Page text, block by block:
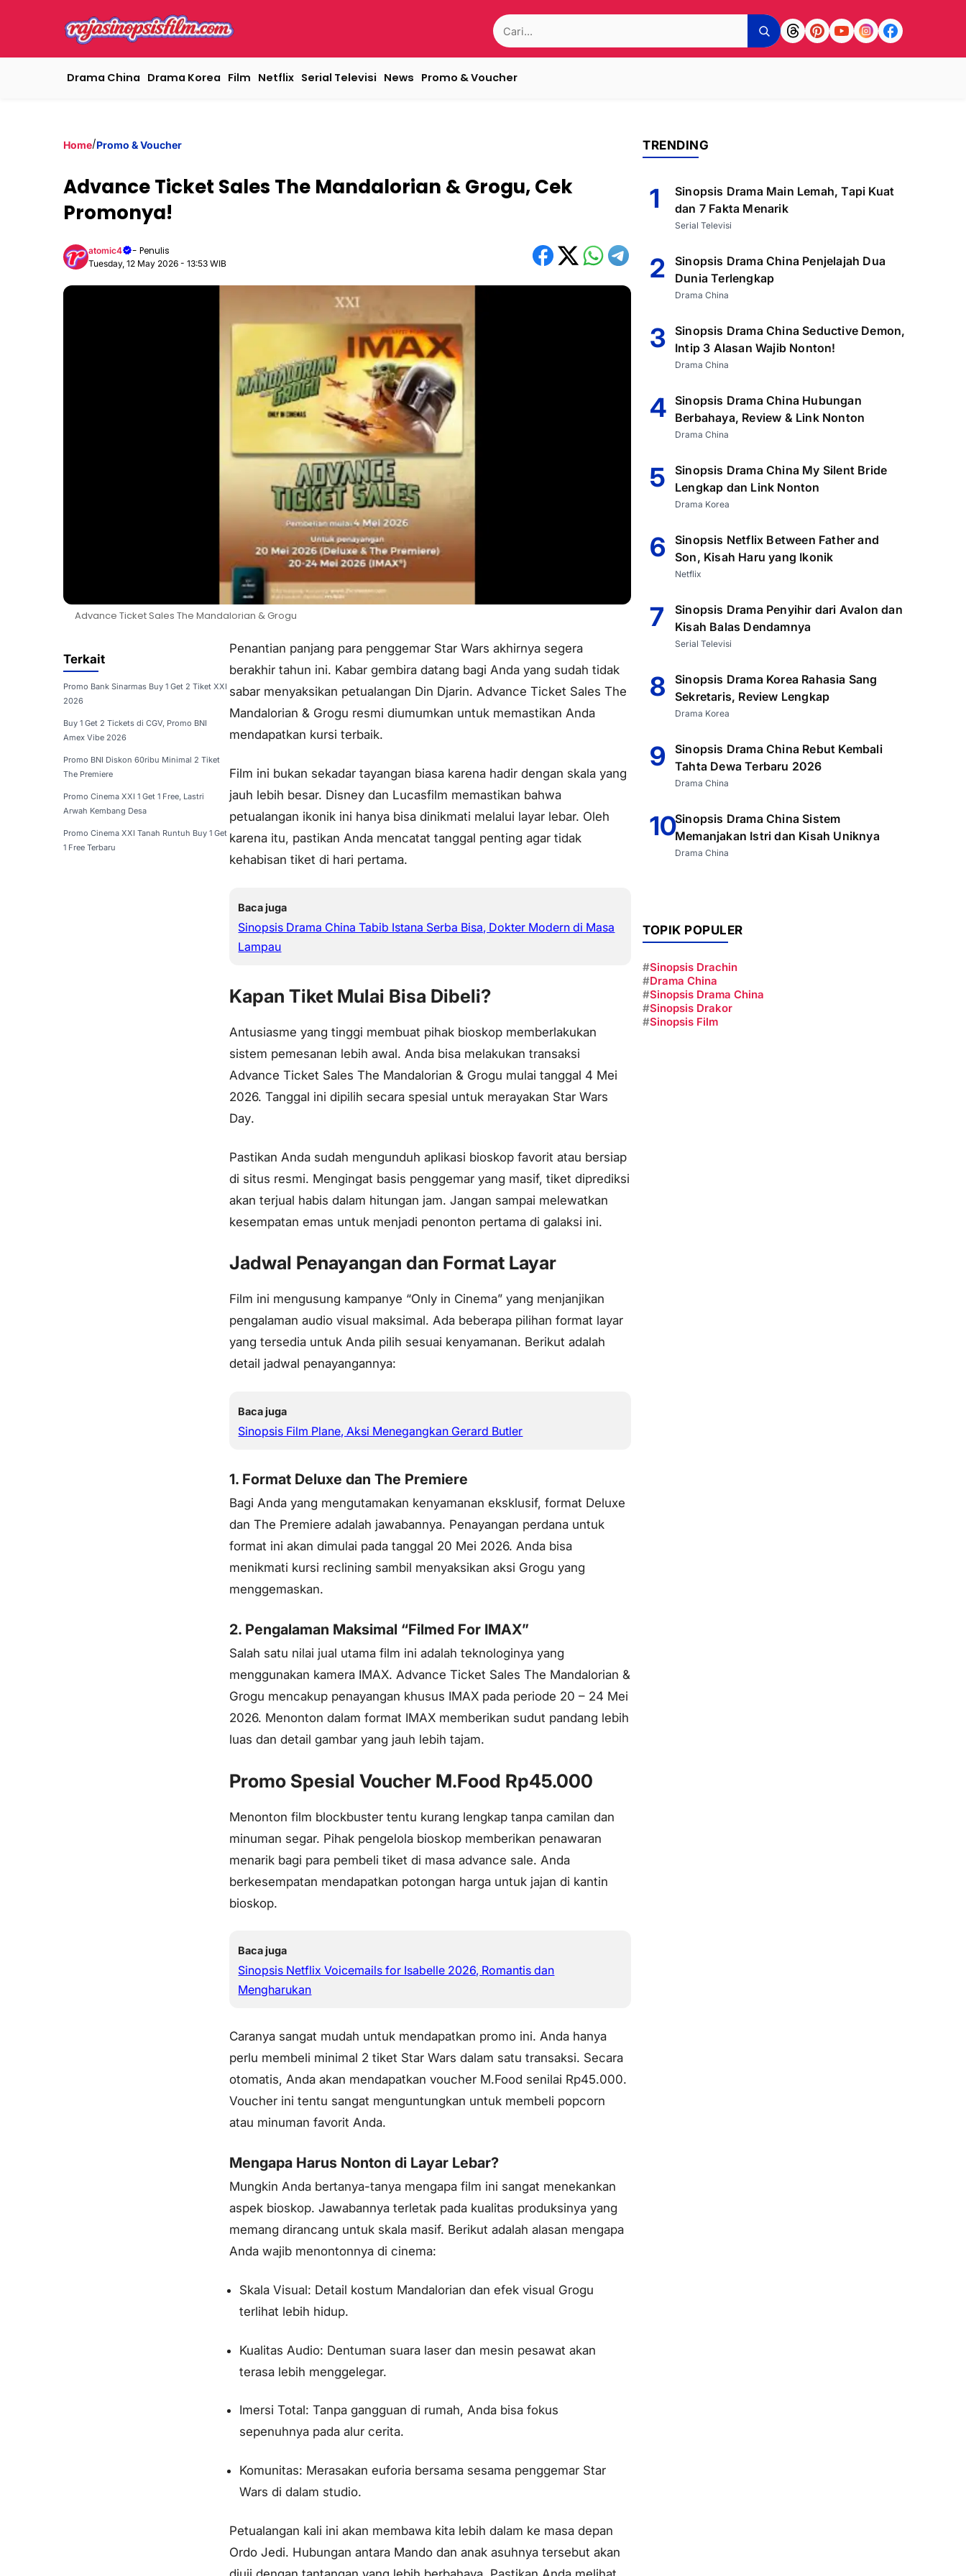
Search
for:
Drama China Drama Korea Film Netflix Serial Televisi News Promo & Voucher
Home/Promo & Voucher
Advance Ticket Sales The Mandalorian & Grogu, Cek
Promonya!
atomic4 - Penulis
Tuesday, 12 May 2026 - 13:53 WIB
Advance Ticket Sales The Mandalorian & Grogu
Terkait
Promo Bank Sinarmas Buy 1 Get 2 Tiket XXI
2026
Buy 1 Get 2 Tickets di CGV, Promo BNI
Amex Vibe 2026
Promo BNI Diskon 60ribu Minimal 2 Tiket
The Premiere
Promo Cinema XXI 1 Get 1 Free, Lastri
Arwah Kembang Desa
Promo Cinema XXI Tanah Runtuh Buy 1 Get
1 Free Terbaru
Penantian panjang para penggemar Star Wars akhirnya segera
berakhir tahun ini. Kabar gembira datang bagi Anda yang sudah tidak
sabar menyaksikan petualangan Din Djarin. Advance Ticket Sales The
Mandalorian & Grogu resmi diumumkan untuk memastikan Anda
mendapatkan kursi terbaik.
Film ini bukan sekadar tayangan biasa karena hadir dengan skala yang
jauh lebih besar. Disney dan Lucasfilm memastikan bahwa
petualangan ikonik ini hanya bisa dinikmati melalui layar lebar. Oleh
karena itu, pastikan Anda mencatat tanggal penting agar tidak
kehabisan tiket di hari pertama.
Baca juga
Sinopsis Drama China Tabib Istana Serba Bisa, Dokter Modern di Masa
Lampau
Kapan Tiket Mulai Bisa Dibeli?
Antusiasme yang tinggi membuat pihak bioskop memberlakukan
sistem pemesanan lebih awal. Anda bisa melakukan transaksi
Advance Ticket Sales The Mandalorian & Grogu mulai tanggal 4 Mei
2026. Tanggal ini dipilih secara spesial untuk merayakan Star Wars
Day.
Pastikan Anda sudah mengunduh aplikasi bioskop favorit atau bersiap
di situs resmi. Mengingat basis penggemar yang masif, tiket diprediksi
akan terjual habis dalam hitungan jam. Jangan sampai melewatkan
kesempatan emas untuk menjadi penonton pertama di galaksi ini.
Jadwal Penayangan dan Format Layar
Film ini mengusung kampanye “Only in Cinema” yang menjanjikan
pengalaman audio visual maksimal. Ada beberapa pilihan format layar
yang tersedia untuk Anda pilih sesuai kenyamanan. Berikut adalah
detail jadwal penayangannya:
Baca juga
Sinopsis Film Plane, Aksi Menegangkan Gerard Butler
1. Format Deluxe dan The Premiere
Bagi Anda yang mengutamakan kenyamanan eksklusif, format Deluxe
dan The Premiere adalah jawabannya. Penayangan perdana untuk
format ini akan dimulai pada tanggal 20 Mei 2026. Anda bisa
menikmati kursi reclining sambil menyaksikan aksi Grogu yang
menggemaskan.
2. Pengalaman Maksimal “Filmed For IMAX”
Salah satu nilai jual utama film ini adalah teknologinya yang
menggunakan kamera IMAX. Advance Ticket Sales The Mandalorian &
Grogu mencakup penayangan khusus IMAX pada periode 20 – 24 Mei
2026. Menonton dalam format IMAX memberikan sudut pandang lebih
luas dan detail gambar yang jauh lebih tajam.
Promo Spesial Voucher M.Food Rp45.000
Menonton film blockbuster tentu kurang lengkap tanpa camilan dan
minuman segar. Pihak pengelola bioskop memberikan penawaran
menarik bagi para pembeli tiket di masaadvance sale. Anda
berkesempatan mendapatkan potongan harga untuk jajan di kantin
bioskop.
Baca juga
Sinopsis Netflix Voicemails for Isabelle 2026, Romantis dan
Mengharukan
Caranya sangat mudah untuk mendapatkan promo ini. Anda hanya
perlu membeli minimal 2 tiket Star Wars dalam satu transaksi. Secara
otomatis, Anda akan mendapatkan voucher M.Food senilai Rp45.000.
Voucher ini tentu sangat menguntungkan untuk membeli popcorn
atau minuman favorit Anda.
Mengapa Harus Nonton di Layar Lebar?
Mungkin Anda bertanya-tanya mengapa film ini sangat menekankan
aspek bioskop. Jawabannya terletak pada kualitas produksinya yang
memang dirancang untuk skala masif. Berikut adalah alasan mengapa
Anda wajib menontonnya di cinema:
Skala Visual: Detail kostum Mandalorian dan efek visual Grogu
terlihat lebih hidup.
Kualitas Audio: Dentuman suara laser dan mesin pesawat akan
terasa lebih menggelegar.
Imersi Total: Tanpa gangguan di rumah, Anda bisa fokus
sepenuhnya pada alur cerita.
Komunitas: Merasakan euforia bersama sesama penggemar Star
Wars di dalam studio.
Petualangan kali ini akan membawa kita lebih dalam ke masa depan
Ordo Jedi. Hubungan antara Mando dan anak asuhnya tersebut akan
TRENDING
1
Sinopsis Drama Main Lemah, Tapi Kuat
dan 7 Fakta Menarik
Serial Televisi
2
Sinopsis Drama China Penjelajah Dua
Dunia Terlengkap
Drama China
3
Sinopsis Drama China Seductive Demon,
Intip 3 Alasan Wajib Nonton!
Drama China
4 Sinopsis Drama China Hubungan
Berbahaya, Review & Link Nonton
Drama China
5
Sinopsis Drama China My Silent Bride
Lengkap dan Link Nonton
Drama Korea
6
Sinopsis Netflix Between Father and
Son, Kisah Haru yang Ikonik
Netflix
7
Sinopsis Drama Penyihir dari Avalon dan
Kisah Balas Dendamnya
Serial Televisi
8
Sinopsis Drama Korea Rahasia Sang
Sekretaris, Review Lengkap
Drama Korea
9
Sinopsis Drama China Rebut Kembali
Tahta Dewa Terbaru 2026
Drama China
10Sinopsis Drama China Sistem
Memanjakan Istri dan Kisah Uniknya
Drama China
TOPIK POPULER
#Sinopsis Drachin
#Drama China
#Sinopsis Drama China
#Sinopsis Drakor
#Sinopsis Film